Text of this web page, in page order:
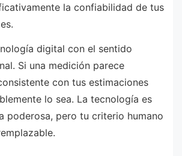
la confiabilidad de tus
digital con el sentido
Si una medición parece
con tus estimaciones
lo sea. La tecnología es
poderosa, pero tu criterio humano